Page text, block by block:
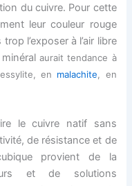
du cuivre. Pour cette
leur couleur rouge
l’exposer à l’air libre
aurait tendance à
en malachite , en
le cuivre natif sans
de résistance et de
provient de la
et de solutions